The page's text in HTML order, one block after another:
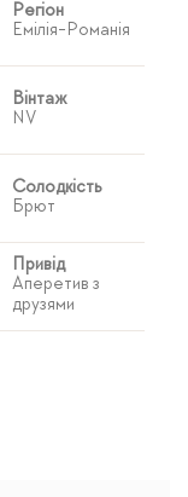
Регіон
Емілія-Романія
Вінтаж
NV
Солодкість
Брют
Привід
Аперетив з
друзями